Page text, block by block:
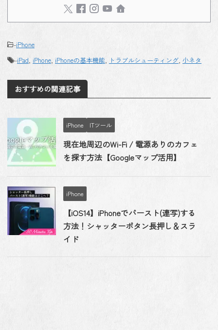
-iPhone
-iPad, iPhone, iPhoneの基本機能, トラブルシューティング, 小ネタ
おすすめの関連記事
iPhone ITツール
現在地周辺のWi-Fi / 電源ありのカフェ
を探す方法【Googleマップ活用】
iPhone
【iOS14】iPhoneでバースト(連写)する
方法！シャッターボタン長押し＆スラ
イド